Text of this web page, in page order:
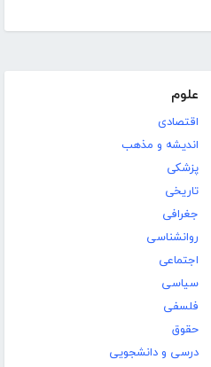
علوم
اقتصادی
اندیشه و مذهب
پزشکی
تاریخی
جغرافی
روانشناسی
اجتماعی
سیاسی
فلسفی
حقوق
درسی و دانشجویی